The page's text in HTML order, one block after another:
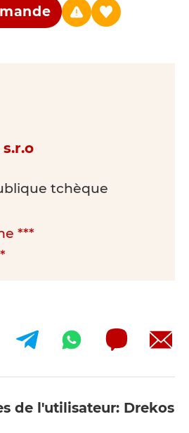
tchèque
***
de l'utilisateur: Drekos